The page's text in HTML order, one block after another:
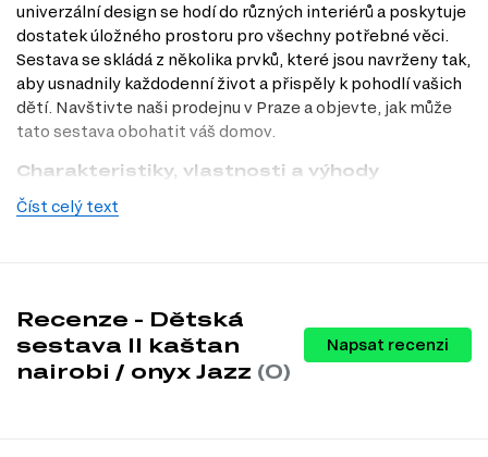
univerzální design se hodí do různých interiérů a poskytuje
dostatek úložného prostoru pro všechny potřebné věci.
Sestava se skládá z několika prvků, které jsou navrženy tak,
aby usnadnily každodenní život a přispěly k pohodlí vašich
dětí. Navštivte naši prodejnu v Praze a objevte, jak může
tato sestava obohatit váš domov.
Charakteristiky, vlastnosti a výhody
Moderní styl.
Kvalitní materiály.Všechny prvky sestavy jsou vyrobeny z
dřevotřísky s laminovanou povrchovou úpravou, která zajišťuje
odolnost a snadnou údržbu.
Praktické úchytky. Kovové úchytky nejenže přidávají na moderním
Číst celý text
Recenze - Dětská
sestava II kaštan
nairobi / onyx Jazz (0)
Napsat recenzi